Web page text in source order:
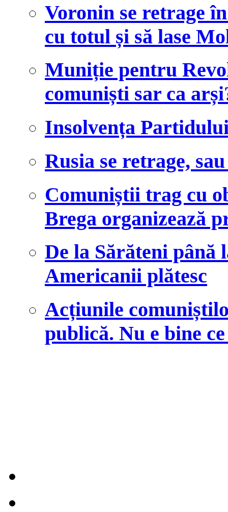
Voronin se retrage
cu totul și să lase
Muniție pentru
comuniști sar ca
Insolvența
Rusia se retrage,
Comuniștii trag cu
Brega organizează
De la Sărăteni până
Americanii plătesc
Acțiunile
publică. Nu e bine